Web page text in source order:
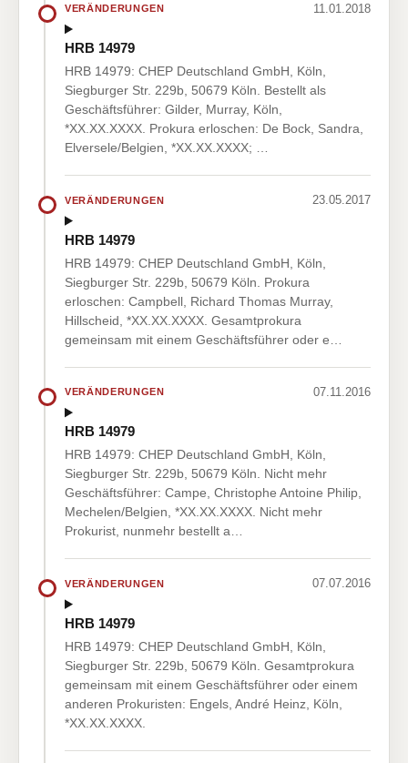
VERÄNDERUNGEN 11.01.2018
HRB 14979
HRB 14979: CHEP Deutschland GmbH, Köln,
Siegburger Str. 229b, 50679 Köln. Bestellt als
Geschäftsführer: Gilder, Murray, Köln,
*XX.XX.XXXX. Prokura erloschen: De Bock, Sandra,
Elversele/Belgien, *XX.XX.XXXX; …
VERÄNDERUNGEN 23.05.2017
HRB 14979
HRB 14979: CHEP Deutschland GmbH, Köln,
Siegburger Str. 229b, 50679 Köln. Prokura
erloschen: Campbell, Richard Thomas Murray,
Hillscheid, *XX.XX.XXXX. Gesamtprokura
gemeinsam mit einem Geschäftsführer oder e…
VERÄNDERUNGEN 07.11.2016
HRB 14979
HRB 14979: CHEP Deutschland GmbH, Köln,
Siegburger Str. 229b, 50679 Köln. Nicht mehr
Geschäftsführer: Campe, Christophe Antoine Philip,
Mechelen/Belgien, *XX.XX.XXXX. Nicht mehr
Prokurist, nunmehr bestellt a…
VERÄNDERUNGEN 07.07.2016
HRB 14979
HRB 14979: CHEP Deutschland GmbH, Köln,
Siegburger Str. 229b, 50679 Köln. Gesamtprokura
gemeinsam mit einem Geschäftsführer oder einem
anderen Prokuristen: Engels, André Heinz, Köln,
*XX.XX.XXXX.